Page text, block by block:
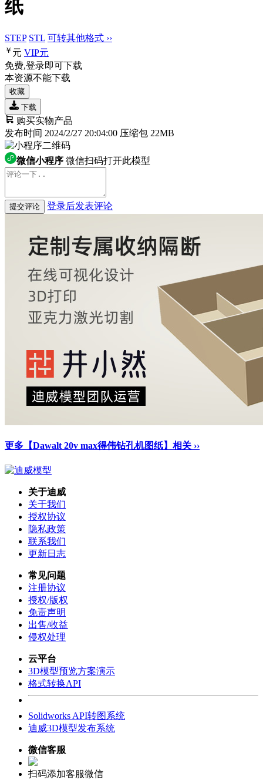
纸
STEP STL 可转其他格式 ››
￥ 元 VIP元
免费,登录即可下载
本资源不能下载
收藏
下载
购买实物产品
发布时间 2024/2/27 20:04:00 压缩包 22MB
微信小程序 微信扫码打开此模型
提交评论 登录后发表评论
更多【Dawalt 20v max得伟钻孔机图纸】相关 ››
关于迪威
关于我们
授权协议
隐私政策
联系我们
更新日志
常见问题
注册协议
授权/版权
免责声明
出售/收益
侵权处理
云平台
3D模型预览方案演示
格式转换API
Solidworks API转图系统
迪威3D模型发布系统
微信客服
扫码添加客服微信